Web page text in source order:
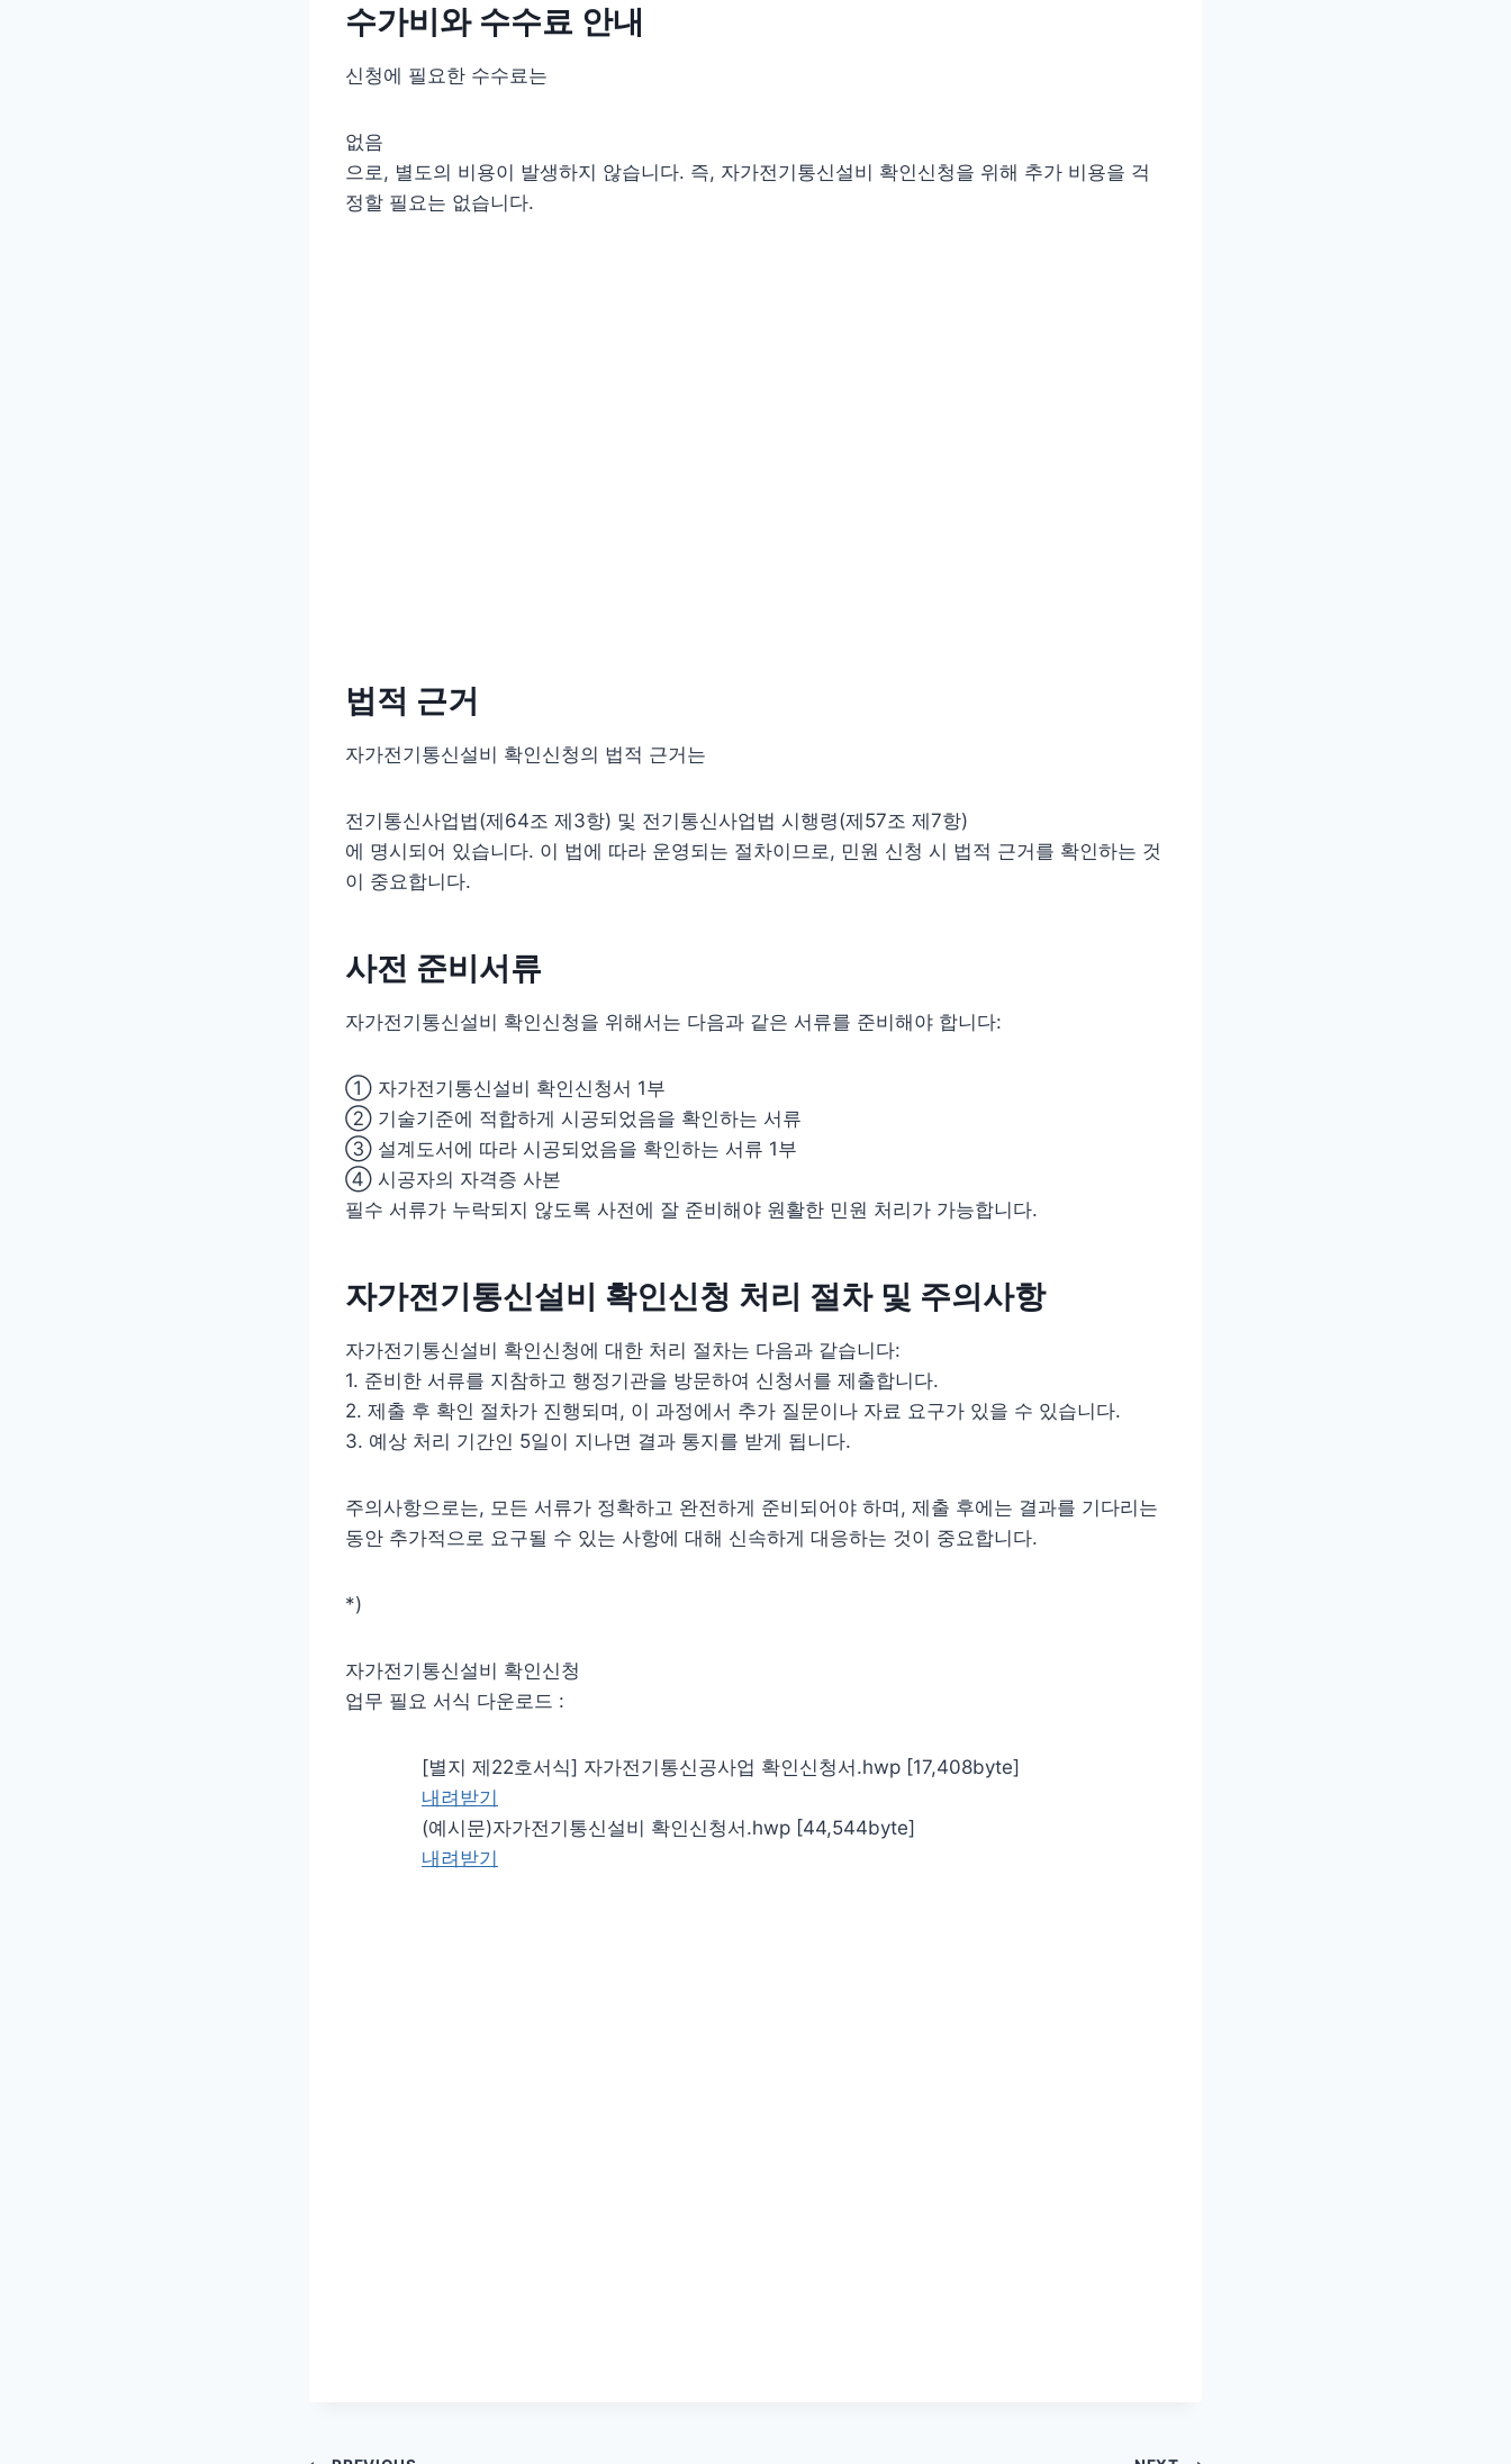
수가비와 수수료 안내
신청에 필요한 수수료는
없음
으로, 별도의 비용이 발생하지 않습니다. 즉, 자가전기통신설비 확인신청을 위해 추가 비용을 걱
정할 필요는 없습니다.
법적 근거
자가전기통신설비 확인신청의 법적 근거는
전기통신사업법(제64조 제3항) 및 전기통신사업법 시행령(제57조 제7항)
에 명시되어 있습니다. 이 법에 따라 운영되는 절차이므로, 민원 신청 시 법적 근거를 확인하는 것
이 중요합니다.
사전 준비서류
자가전기통신설비 확인신청을 위해서는 다음과 같은 서류를 준비해야 합니다:
① 자가전기통신설비 확인신청서 1부
② 기술기준에 적합하게 시공되었음을 확인하는 서류
③ 설계도서에 따라 시공되었음을 확인하는 서류 1부
④ 시공자의 자격증 사본
필수 서류가 누락되지 않도록 사전에 잘 준비해야 원활한 민원 처리가 가능합니다.
자가전기통신설비 확인신청 처리 절차 및 주의사항
자가전기통신설비 확인신청에 대한 처리 절차는 다음과 같습니다:
1. 준비한 서류를 지참하고 행정기관을 방문하여 신청서를 제출합니다.
2. 제출 후 확인 절차가 진행되며, 이 과정에서 추가 질문이나 자료 요구가 있을 수 있습니다.
3. 예상 처리 기간인 5일이 지나면 결과 통지를 받게 됩니다.
주의사항으로는, 모든 서류가 정확하고 완전하게 준비되어야 하며, 제출 후에는 결과를 기다리는
동안 추가적으로 요구될 수 있는 사항에 대해 신속하게 대응하는 것이 중요합니다.
*)
자가전기통신설비 확인신청
업무 필요 서식 다운로드 :
[별지 제22호서식] 자가전기통신공사업 확인신청서.hwp [17,408byte]
내려받기
(예시문)자가전기통신설비 확인신청서.hwp [44,544byte]
내려받기